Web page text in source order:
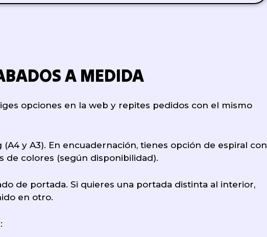
A MEDIDA
opciones en la web y repites pedidos con el mismo
y A3). En encuadernación, tienes opción de espiral con
de colores (según disponibilidad).
de portada. Si quieres una portada distinta al interior,
en otro.